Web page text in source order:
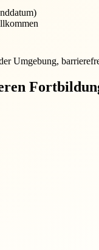
Umgebung,